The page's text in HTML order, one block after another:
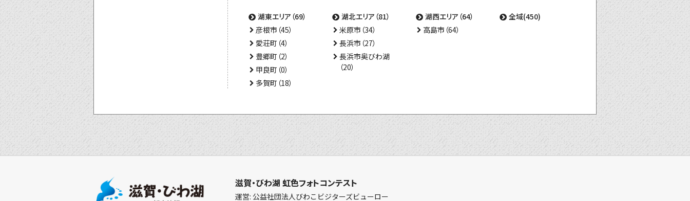
湖東エリア（69）
彦根市（45）
愛荘町（4）
豊郷町（2）
甲良町（0）
多賀町（18）
湖北エリア（81）
米原市（34）
長浜市（27）
長浜市奥びわ湖
（20）
湖西エリア（64）
高島市（64）
全域(450)
滋賀・びわ湖 虹色フォトコンテスト
運営: 公益社団法人びわこビジターズビューロー